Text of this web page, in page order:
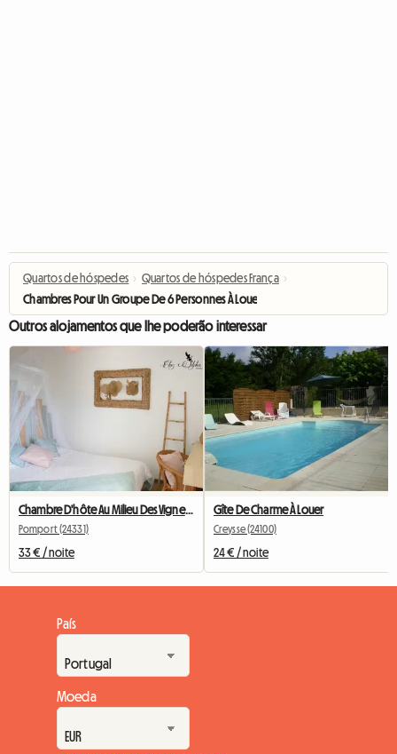
Quartos de hóspedes › Quartos de hóspedes França ›
Chambres Pour Un Groupe De 6 Personnes À Louer
Outros alojamentos que lhe poderão interessar
Chambre D'hôte Au Milieu Des Vignes De Monbazillac à POMPORT
Pomport (24331)
33 € / noite
Gîte De Charme À Louer
Creysse (24100)
24 € / noite
País
Moeda